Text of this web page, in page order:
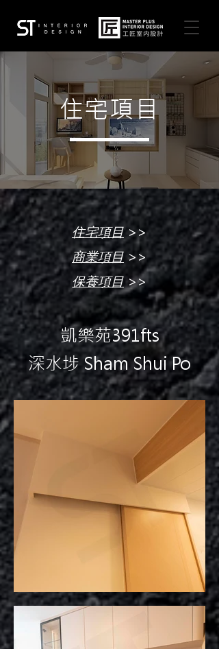
住宅項目
住宅項目>>
商業項目 >>
保養項目>>
凱樂苑391fts
深水埗 Sham Shui Po